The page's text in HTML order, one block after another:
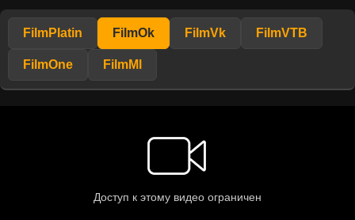
FilmPlatin FilmOk FilmVk FilmVTB
FilmOne FilmMl